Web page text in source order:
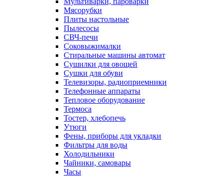
Мясорубки
Плиты настольные
Пылесосы
СВЧ-печи
Соковыжималки
Стиральные машины автомат
Сушилки для овощей
Сушки для обуви
Телевизоры, радиоприемники
Телефонные аппараты
Тепловое оборудование
Термоса
Тостер, хлебопечь
Утюги
Фены, приборы для укладки
Фильтры для воды
Холодильники
Чайники, самовары
Часы